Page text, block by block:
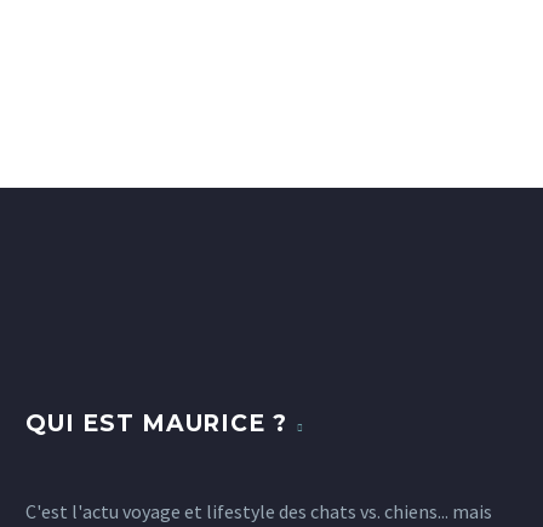
QUI EST MAURICE ?
C'est l'actu voyage et lifestyle des chats vs. chiens... mais